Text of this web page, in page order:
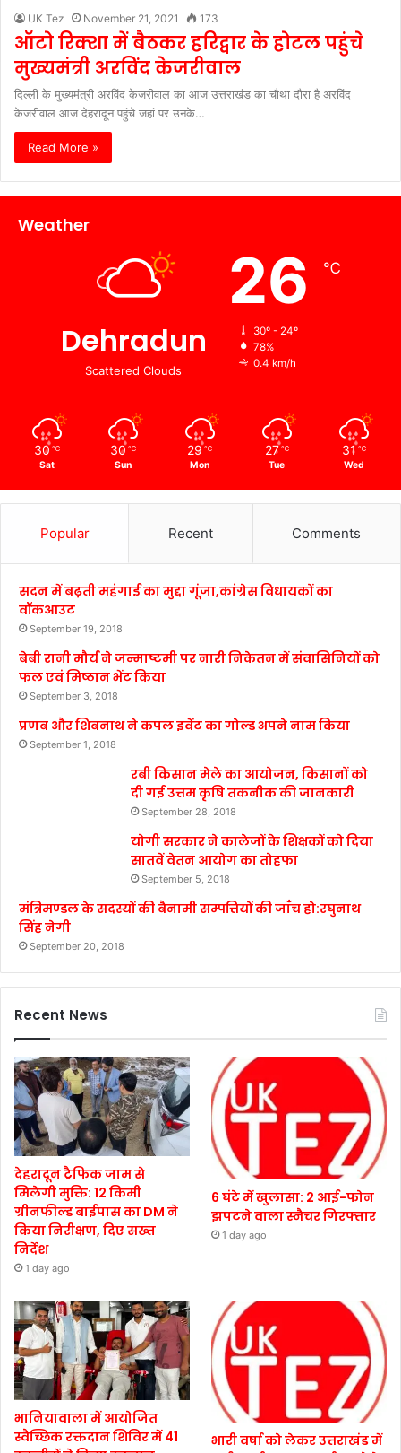
UK Tez November 21, 2021 173
ऑटो रिक्शा में बैठकर हरिद्वार के होटल पहुंचे
मुख्यमंत्री अरविंद केजरीवाल
दिल्ली के मुख्यमंत्री अरविंद केजरीवाल का आज उत्तराखंड का चौथा दौरा है अरविंद
केजरीवाल आज देहरादून पहुंचे जहां पर उनके…
Read More »
Weather
Dehradun
Scattered Clouds
26 ℃
30º - 24º
78%
0.4 km/h
30 ℃
Sat
30 ℃
Sun
29 ℃
Mon
27 ℃
Tue
31 ℃
Wed
Popular Recent Comments
सदन में बढ़ती महंगाई का मुद्दा गूंजा,कांग्रेस विधायकों का
वॉकआउट
September 19, 2018
बेबी रानी मौर्य ने जन्माष्टमी पर नारी निकेतन में संवासिनियों को
फल एवं मिष्ठान भेंट किया
September 3, 2018
प्रणब और शिबनाथ ने कपल इवेंट का गोल्ड अपने नाम किया
September 1, 2018
रबी किसान मेले का आयोजन, किसानों को
दी गई उत्तम कृषि तकनीक की जानकारी
September 28, 2018
योगी सरकार ने कालेजों के शिक्षकों को दिया
सातवें वेतन आयोग का तोहफा
September 5, 2018
मंत्रिमण्डल के सदस्यों की बैनामी सम्पत्तियों की जाँच हो:रघुनाथ
सिंह नेगी
September 20, 2018
Recent News
देहरादून ट्रैफिक जाम से
मिलेगी मुक्ति: 12 किमी
ग्रीनफील्ड बाईपास का DM ने
किया निरीक्षण, दिए सख्त
निर्देश
1 day ago
6 घंटे में खुलासा: 2 आई-फोन
झपटने वाला स्नैचर गिरफ्तार
1 day ago
भानियावाला में आयोजित
स्वैच्छिक रक्तदान शिविर में 41
भारी वर्षा को लेकर उत्तराखंड में